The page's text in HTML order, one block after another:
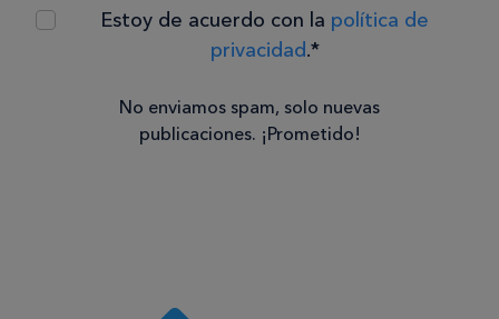
Estoy de acuerdo con la política de
privacidad.*
Consentimiento
política de
No enviamos spam, solo nuevas
publicaciones. ¡Prometido!